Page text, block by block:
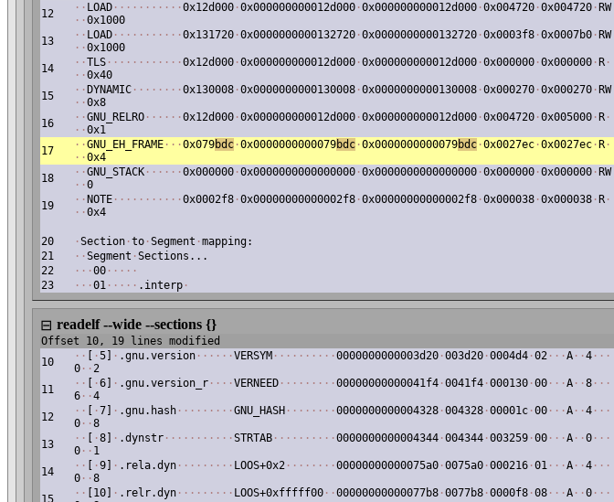
12
· · LOAD · · · · · · · · · · ·0x12d000 ·0x000000000012d000 ·0x000000000012d000 ·0x004720 ·0x004720 · RW
· ·0x1000
13
· · LOAD · · · · · · · · · · ·0x131720 ·0x0000000000132720 ·0x0000000000132720 ·0x0003f8 ·0x0007b0 · RW
· ·0x1000
14
· ·TLS · · · · · · · · · · · ·0x12d000 ·0x000000000012d000 ·0x000000000012d000 ·0x000000 ·0x000000 · R ·
· ·0x40
15
· · DYNAMIC · · · · · · · ·0x130008 ·0x0000000000130008 ·0x0000000000130008 ·0x000270 ·0x000270 · RW
· ·0x8
16
· ·GNU_RELRO · · · · · ·0x12d000 ·0x000000000012d000 ·0x000000000012d000 ·0x004720 ·0x005000 · R ·
· ·0x1
17
· ·GNU_EH_FRAME · · ·0x079bdc ·0x0000000000079bdc ·0x0000000000079bdc ·0x0027ec ·0x0027ec · R ·
· ·0x4
18
· ·GNU_STACK · · · · · ·0x000000 ·0x0000000000000000 ·0x0000000000000000 ·0x000000 ·0x000000 · RW
· ·0
19
· · NOTE · · · · · · · · · · ·0x0002f8 ·0x00000000000002f8 ·0x00000000000002f8 ·0x000038 ·0x000038 · R ·
· ·0x4
20 ·Section ·to ·Segment ·mapping:
21
· ·Segment ·Sections...
22
· · ·00 · · · · ·
23
· · ·01 · · · · · .interp ·
⊟ readelf --wide --sections {}
Offset 10, 19 lines modified
10
· · ·5] · .gnu.version · · · · · ·VERSYM · · · · · · · · · ·0000000000003d20 ·003d20 ·0004d4 ·02 · · ·A · ·4 · · ·
0 · ·2
11
· · ·6] · .gnu.version_r · · · ·VERNEED · · · · · · · · ·00000000000041f4 ·0041f4 ·000130 ·00 · · ·A · ·8 · · ·
6 · ·4
12
· · ·7] · .gnu.hash · · · · · · · · ·GNU_HASH · · · · · · · ·0000000000004328 ·004328 ·00001c ·00 · · ·A · ·4 · · ·
0 · ·8
13
· · ·8] · .dynstr · · · · · · · · · · ·STRTAB · · · · · · · · · ·0000000000004344 ·004344 ·003259 ·00 · · ·A · ·0 · · ·
0 · · 1
14
· · ·9] · .rela.dyn · · · · · · · · · LOOS+0x2 · · · · · · · ·00000000000075a0 ·0075a0 ·000216 ·01 · · ·A · ·4 · · ·
0 · ·8
15
· · [10] · .relr.dyn · · · · · · · · · LOOS+0xfffff00 · ·00000000000077b8 ·0077b8 ·0000f8 ·08 · · ·A · ·0 · · ·